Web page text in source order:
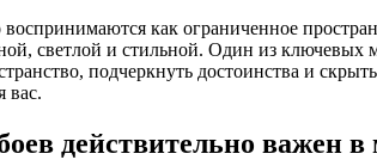
как ограниченное
светлой и стильной. Один из ключевых
подчеркнуть достоинства и
вас.
действительно важен